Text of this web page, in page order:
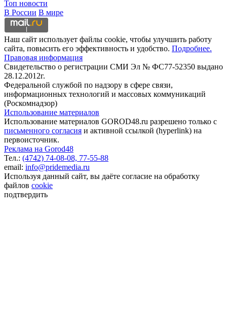
Топ новости
В России В мире
Наш сайт использует файлы cookie, чтобы улучшить работу
сайта, повысить его эффективность и удобство. Подробнее.
Правовая информация
Свидетельство о регистрации СМИ Эл № ФС77-52350 выдано
28.12.2012г.
Федеральной службой по надзору в сфере связи,
информационных технологий и массовых коммуникаций
(Роскомнадзор)
Использование материалов
Использование материалов GOROD48.ru разрешено только с
письменного согласия и активной ссылкой (hyperlink) на
первоисточник.
Реклама на Gorod48
Тел.: (4742) 74-08-08, 77-55-88
email: info@pridemedia.ru
Используя данный сайт, вы даёте согласие на обработку
файлов cookie
подтвердить